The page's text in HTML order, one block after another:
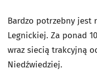
Bardzo potrzebny jest
Legnickiej. Za ponad
wraz siecią trakcyjną
Niedźwiedziej.